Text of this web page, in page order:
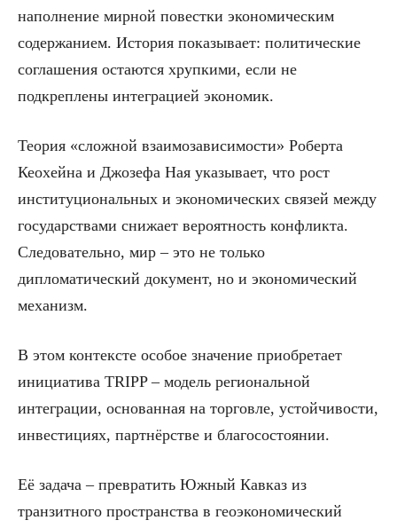
наполнение мирной повестки экономическим
содержанием. История показывает: политические
соглашения остаются хрупкими, если не
подкреплены интеграцией экономик.
Теория «сложной взаимозависимости» Роберта
Кеохейна и Джозефа Ная указывает, что рост
институциональных и экономических связей между
государствами снижает вероятность конфликта.
Следовательно, мир – это не только
дипломатический документ, но и экономический
механизм.
В этом контексте особое значение приобретает
инициатива TRIPP – модель региональной
интеграции, основанная на торговле, устойчивости,
инвестициях, партнёрстве и благосостоянии.
Её задача – превратить Южный Кавказ из
транзитного пространства в геоэкономический